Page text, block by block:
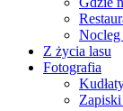
Nocleg
Z życia lasu
Fotografia